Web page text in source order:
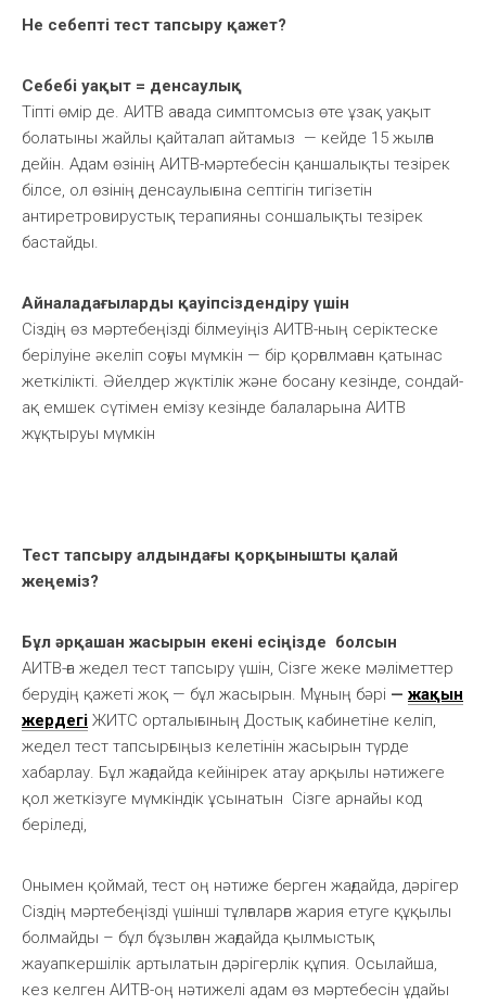
Не себепті тест тапсыру қажет?
Себебі уақыт = денсаулық
Тіпті өмір де. АИТВ ағзада симптомсыз өте ұзақ уақыт
болатыны жайлы қайталап айтамыз — кейде 15 жылға
дейін. Адам өзінің АИТВ-мәртебесін қаншалықты тезірек
білсе, ол өзінің денсаулығына септігін тигізетін
антиретровирустық терапияны соншалықты тезірек
бастайды.
Айналадағыларды қауіпсіздендіру үшін
Сіздің өз мәртебеңізді білмеуіңіз АИТВ-ның серіктеске
берілуіне әкеліп соғуы мүмкін — бір қорғалмаған қатынас
жеткілікті. Әйелдер жүктілік және босану кезінде, сондай-
ақ емшек сүтімен емізу кезінде балаларына АИТВ
жұқтыруы мүмкін
Тест тапсыру алдындағы қорқынышты қалай
жеңеміз?
Бұл әрқашан жасырын екені есіңізде болсын
АИТВ-ға жедел тест тапсыру үшін, Сізге жеке мәліметтер
берудің қажеті жоқ — бұл жасырын. Мұның бәрі — жақын
жердегі ЖИТС орталығының Достық кабинетіне келіп,
жедел тест тапсырғыңыз келетінін жасырын түрде
хабарлау. Бұл жағдайда кейінірек атау арқылы нәтижеге
қол жеткізуге мүмкіндік ұсынатын Сізге арнайы код
беріледі,
Онымен қоймай, тест оң нәтиже берген жағдайда, дәрігер
Сіздің мәртебеңізді үшінші тұлғаларға жария етуге құқылы
болмайды – бұл бұзылған жағдайда қылмыстық
жауапкершілік артылатын дәрігерлік құпия. Осылайша,
кез келген АИТВ-оң нәтижелі адам өз мәртебесін ұдайы